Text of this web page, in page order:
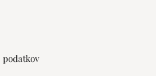
podatkov